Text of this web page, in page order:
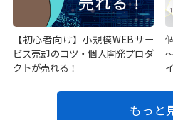
【初心者向け】小規模WEBサー
ビス売却のコツ・個人開発プロダ
クトが売れる！
もっと